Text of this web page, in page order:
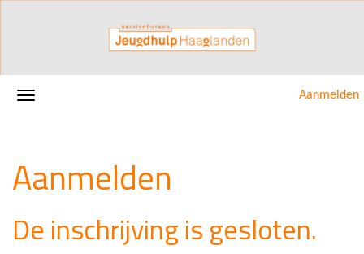
Aanmelden
Aanmelden
De inschrijving is gesloten.